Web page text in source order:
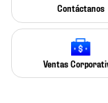
Contáctanos
Ventas